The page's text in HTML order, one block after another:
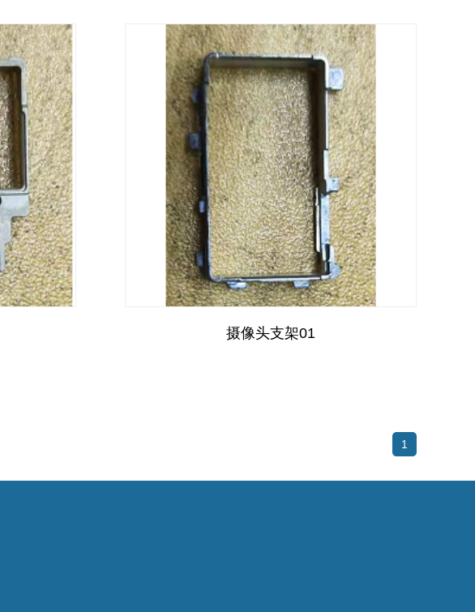
摄像头支架01
1